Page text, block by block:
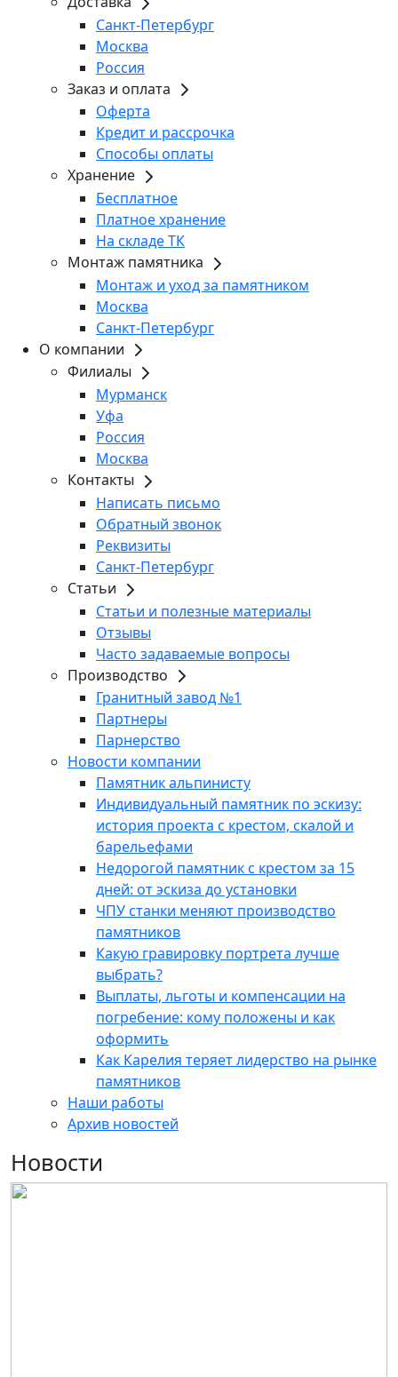
Санкт-Петербург
Москва
Россия
Заказ и оплата
Оферта
Кредит и рассрочка
Способы оплаты
Хранение
Бесплатное
Платное хранение
На складе ТК
Монтаж памятника
Монтаж и уход за памятником
Москва
Санкт-Петербург
О компании
Филиалы
Мурманск
Уфа
Россия
Москва
Контакты
Написать письмо
Обратный звонок
Реквизиты
Санкт-Петербург
Статьи
Статьи и полезные материалы
Отзывы
Часто задаваемые вопросы
Производство
Гранитный завод №1
Партнеры
Парнерство
Новости компании
Памятник альпинисту
Индивидуальный памятник по эскизу:
история проекта с крестом, скалой и
барельефами
Недорогой памятник с крестом за 15
дней: от эскиза до установки
ЧПУ станки меняют производство
памятников
Какую гравировку портрета лучше
выбрать?
Выплаты, льготы и компенсации на
погребение: кому положены и как
оформить
Как Карелия теряет лидерство на рынке
памятников
Наши работы
Архив новостей
Новости